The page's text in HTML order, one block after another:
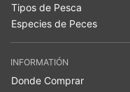
Tipos de Pesca
Especies de Peces
INFORMATIÓN
Donde Comprar